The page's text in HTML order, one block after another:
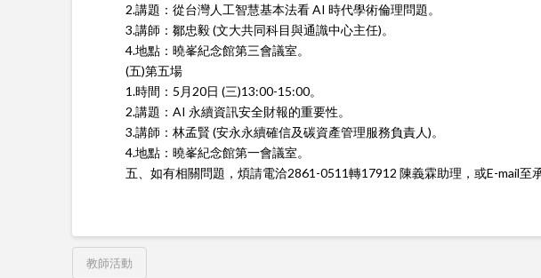
2.講題：從台灣人工智慧基本法看 AI 時代學術倫理問題。
3.講師：鄒忠毅 (文大共同科目與通識中心主任)。
4.地點：曉峯紀念館第三會議室。
(五)第五場
1.時間：5月20日 (三)13:00-15:00。
2.講題：AI 永續資訊安全財報的重要性。
3.講師：林孟賢 (安永永續確信及碳資產管理服務負責人)。
4.地點：曉峯紀念館第一會議室。
五、 如有相關問題，煩請電洽2861-0511轉17912 陳義霖助理，或E-mail至
教師活動